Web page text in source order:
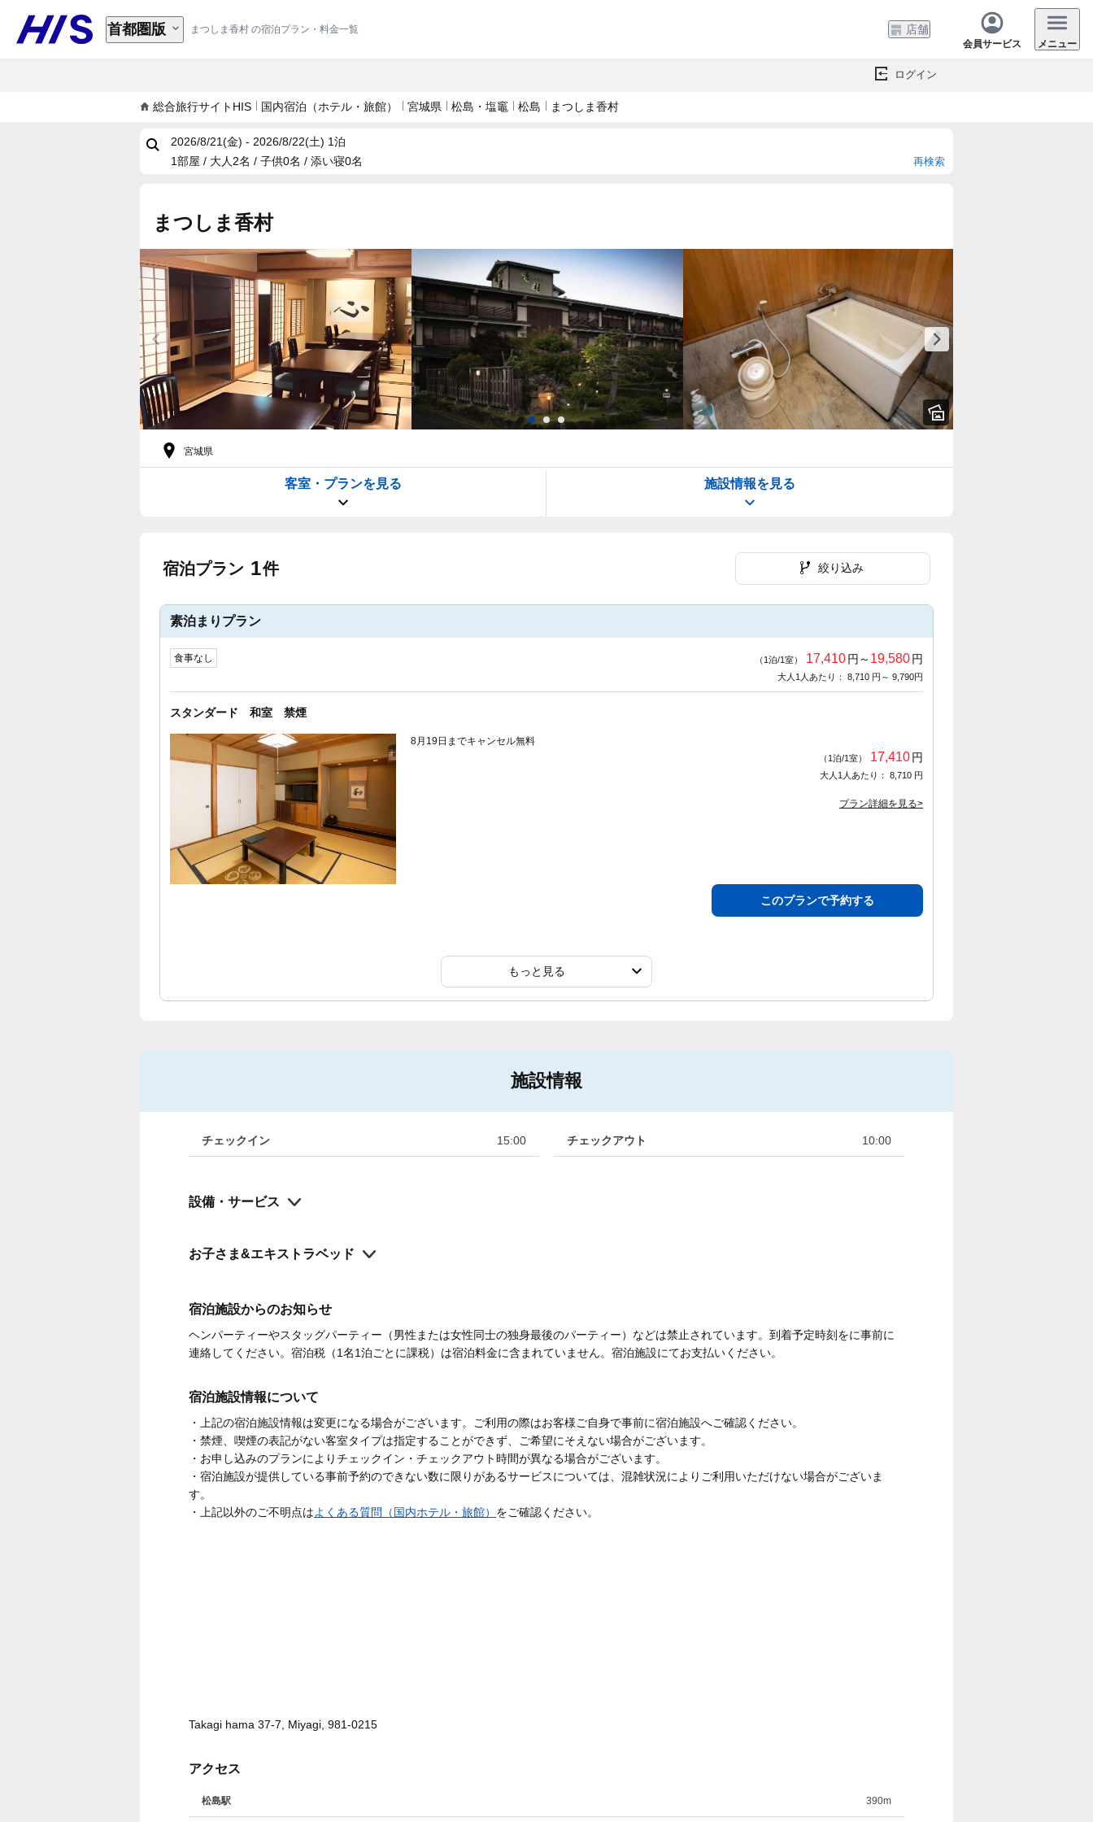
まつしま香村 の宿泊プラン・料金一覧
首都圏版 店舗
会員サービス メニュー
ログイン
総合旅行サイトHIS 国内宿泊（ホテル・旅館） 宮城県 松島・塩竈 松島 まつしま香村
2026/8/21(金) - 2026/8/22(土) 1泊
1部屋 / 大人2名 / 子供0名 / 添い寝0名
再検索
まつしま香村
宮城県
客室・プランを見る 施設情報を見る
宿泊プラン 1件 絞り込み
素泊まりプラン
食事なし （1泊/1室） 17,410円～ 19,580円
大人1人あたり： 8,710 円～ 9,790円
スタンダード 和室 禁煙
8月19日までキャンセル無料
（1泊/1室） 17,410円
大人1人あたり： 8,710 円
プラン詳細を見る>
このプランで予約する
もっと見る
施設情報
チェックイン 15:00 チェックアウト 10:00
設備・サービス
お子さま&エキストラベッド
宿泊施設からのお知らせ
ヘンパーティーやスタッグパーティー（男性または女性同士の独身最後のパーティー）などは禁止されています。到着予定時刻をに事前に
連絡してください。宿泊税（1名1泊ごとに課税）は宿泊料金に含まれていません。宿泊施設にてお支払いください。
宿泊施設情報について
・上記の宿泊施設情報は変更になる場合がございます。ご利用の際はお客様ご自身で事前に宿泊施設へご確認ください。
・禁煙、喫煙の表記がない客室タイプは指定することができず、ご希望にそえない場合がございます。
・お申し込みのプランによりチェックイン・チェックアウト時間が異なる場合がございます。
・宿泊施設が提供している事前予約のできない数に限りがあるサービスについては、混雑状況によりご利用いただけない場合がございま
す。
・上記以外のご不明点はよくある質問（国内ホテル・旅館） をご確認ください。
Takagi hama 37-7, Miyagi, 981-0215
アクセス
松島駅 390m